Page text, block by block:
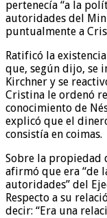
pertenecía “a la
autoridades del
puntualmente a
Ratificó la
que, según dijo, se
Kirchner y se
Cristina le ordenó
conocimiento de
explicó que el
consistía en coimas.
Sobre la propiedad
afirmó que era “de
autoridades” del
Respecto a su
decir: “Era una